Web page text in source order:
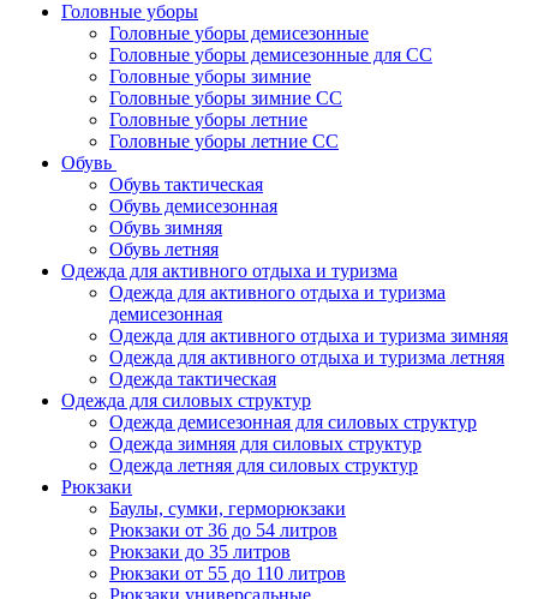
Головные уборы
Головные уборы демисезонные
Головные уборы демисезонные для СС
Головные уборы зимние
Головные уборы зимние СС
Головные уборы летние
Головные уборы летние СС
Обувь
Обувь тактическая
Обувь демисезонная
Обувь зимняя
Обувь летняя
Одежда для активного отдыха и туризма
Одежда для активного отдыха и туризма
демисезонная
Одежда для активного отдыха и туризма зимняя
Одежда для активного отдыха и туризма летняя
Одежда тактическая
Одежда для силовых структур
Одежда демисезонная для силовых структур
Одежда зимняя для силовых структур
Одежда летняя для силовых структур
Рюкзаки
Баулы, сумки, герморюкзаки
Рюкзаки от 36 до 54 литров
Рюкзаки до 35 литров
Рюкзаки от 55 до 110 литров
Рюкзаки универсальные